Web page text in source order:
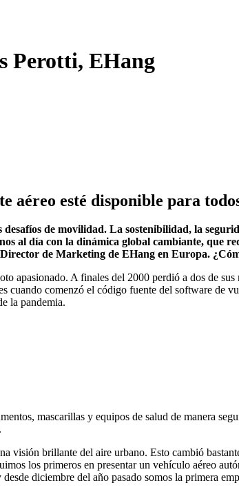
Perotti, EHang
esté disponible para
de movilidad. La sostenibilidad, la
al día con la dinámica global cambiante, que
de Marketing de EHang en Europa.
A finales del 2000 perdió a dos de sus
comenzó el código fuente del software de
la pandemia.
mascarillas y equipos de salud de manera
visión brillante del aire urbano. Esto cambió
los primeros en presentar un vehículo aéreo
diciembre del año pasado somos la primera